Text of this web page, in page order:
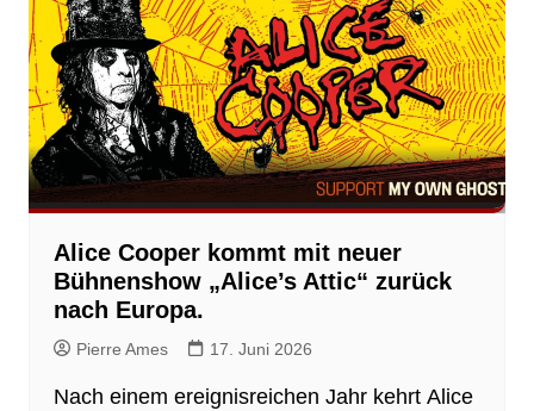
Alice Cooper kommt mit neuer
Bühnenshow „Alice’s Attic“ zurück
nach Europa.
Pierre Ames 17. Juni 2026
Nach einem ereignisreichen Jahr kehrt Alice